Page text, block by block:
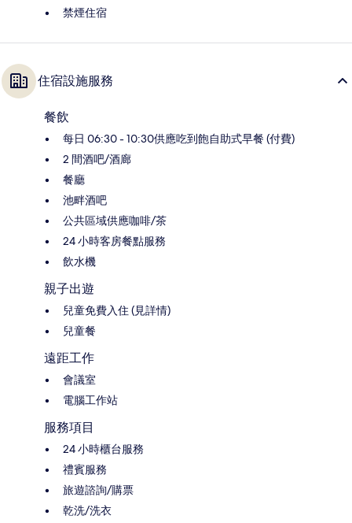
禁煙住宿
住宿設施服務
餐飲
每日 06:30 - 10:30供應吃到飽自助式早餐 (付費)
2 間酒吧/酒廊
餐廳
池畔酒吧
公共區域供應咖啡/茶
24 小時客房餐點服務
飲水機
親子出遊
兒童免費入住 (見詳情)
兒童餐
遠距工作
會議室
電腦工作站
服務項目
24 小時櫃台服務
禮賓服務
旅遊諮詢/購票
乾洗/洗衣